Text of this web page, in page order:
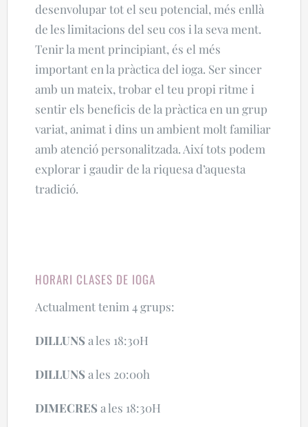
desenvolupar tot el seu potencial, més enllà
de les limitacions del seu cos i la seva ment.
Tenir la ment principiant, és el més
important en la pràctica del ioga. Ser sincer
amb un mateix, trobar el teu propi ritme i
sentir els beneficis de la pràctica en un grup
variat, animat i dins un ambient molt familiar
amb atenció personalitzada. Així tots podem
explorar i gaudir de la riquesa d’aquesta
tradició.
HORARI CLASES DE IOGA
Actualment tenim 4 grups:
DILLUNS a les 18:30H
DILLUNS a les 20:00h
DIMECRES a les 18:30H